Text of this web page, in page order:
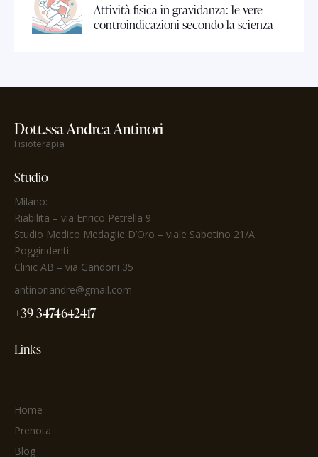
Attività fisica in gravidanza: le vere
controindicazioni secondo la scienza
Dott.ssa Andrea Antinori
Fisioterapia
Studio
Milano:
Riabilita – via Enrico Petrella 9
Studio Medico Medaglie D’Oro – viale Sabotino 21/A
Poggiridenti:
Clinic AB – via Gandoni 35
antinoriandre@gmail.com
+39 3474642417
Links
Home
Prenota
Blog